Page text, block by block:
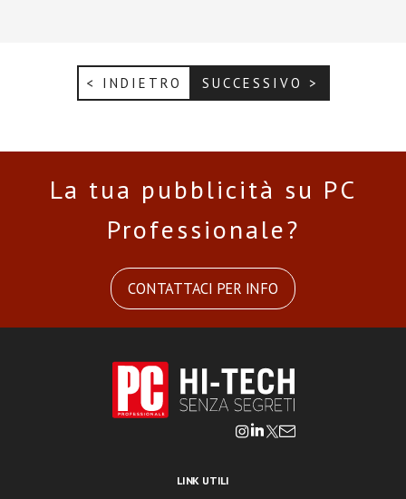
< INDIETRO SUCCESSIVO >
La tua pubblicità su PC
Professionale?
CONTATTACI PER INFO
LINK UTILI